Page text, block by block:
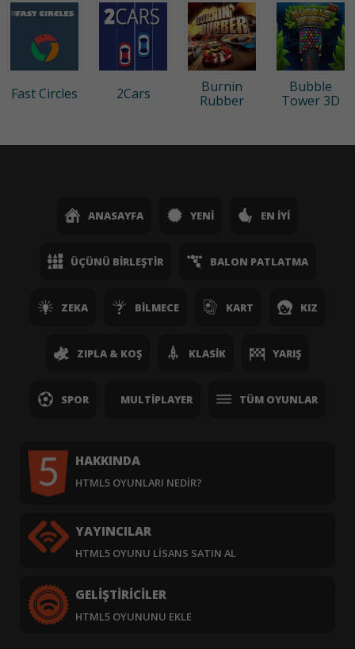
Fast Circles 2Cars
Burnin
Rubber
Bubble
Tower 3D
ANASAYFA YENI EN İYI
ÜÇÜNÜ BIRLEŞTIR BALON PATLATMA
ZEKA BILMECE KART KIZ
ZIPLA & KOŞ KLASIK YARIŞ
SPOR MULTIPLAYER TÜM OYUNLAR
HAKKINDA
HTML5 OYUNLARI NEDIR?
YAYINCILAR
HTML5 OYUNU LISANS SATIN AL
GELIŞTIRICILER
HTML5 OYUNUNU EKLE